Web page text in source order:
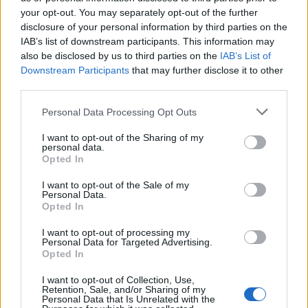
your opt-out. You may separately opt-out of the further
disclosure of your personal information by third parties on the
IAB’s list of downstream participants. This information may
also be disclosed by us to third parties on the IAB’s List of
Downstream Participants that may further disclose it to other
Personal Data Processing Opt Outs
I want to opt-out of the Sharing of my
personal data.
Opted In
I want to opt-out of the Sale of my
Personal Data.
Opted In
I want to opt-out of processing my
Personal Data for Targeted Advertising.
Opted In
I want to opt-out of Collection, Use,
Retention, Sale, and/or Sharing of my
Personal Data that Is Unrelated with the
Tre giornate a Ibra: salterà la
Juve
12/02/2012
Va in scena oggi a Capannelle
una delle giornate più attese
dell'anno.
Colosseo Giornata del
patrimonio ingressi
contingentati 7Colosseo a
Giornate del patrimonio.
25/09/2011